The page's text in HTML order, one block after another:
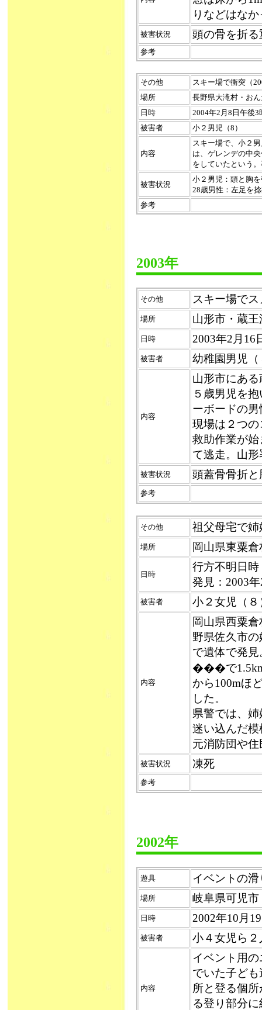
りなどはな
被害状況 頭の骨を折る
参考
その他
スキー場で衝突（
場所
長野県大滝村・お
日時
2004年2月8日午後3
被害者
小２男児（8）
内容
スキー場で、小２
は、ゲレンデの中
をしていたという
被害状況
小２男児：頭と胸
28歳男性：左足を
参考
2003年
その他 スキー場で
場所 山形市・蔵
日時 2003年2月16
被害者 幼稚園男児（
内容
山形市にあ
５歳男児を
ーボードの
現場は２つ
救助作業が
て逃走。山
被害状況 頭蓋骨骨折
参考
その他 祖父母宅で姉
場所 岡山県東粟
日時
行方不明日時
発見：2003
被害者 小２女児（
内容
岡山県西粟
野県佐久市
で遺体で発
���で1.5km
から100mほ
した。
県警では、
迷い込んだ
元消防団や
被害状況 凍死
参考
2002年
遊具 イベントの滑
場所 岐阜県可児
日時 2002年10月
被害者 小４女児ら
内容
イベント用
でいた子ど
所と登る個
る登り部分